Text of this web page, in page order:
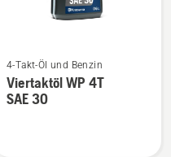
Details
Viertaktöl
4-Takt-Öl und Benzin
Viertaktöl WP 4T
SAE 30